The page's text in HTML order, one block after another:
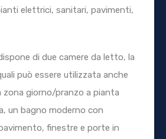
elettrici, sanitari, pavimenti,
di due camere da letto, la
può essere utilizzata anche
zona giorno/pranzo a pianta
un bagno moderno con
finestre e porte in